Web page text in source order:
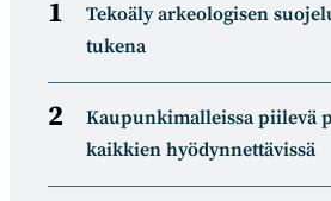
Tekoäly arkeologisen
tukena
Kaupunkimalleissa piilevä
kaikkien hyödynnettävissä